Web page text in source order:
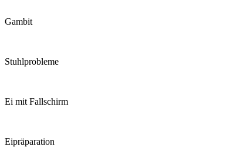
Gambit
Stuhlprobleme
Ei mit Fallschirm
Eipräparation